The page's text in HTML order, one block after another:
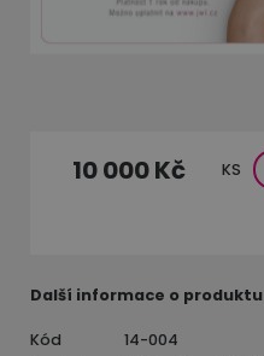
10 000 Kč KS
Další informace o produktu
Kód
14-004